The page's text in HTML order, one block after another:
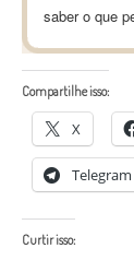
saber o que
Compartilhe isso:
X
Telegram
Curtir isso: